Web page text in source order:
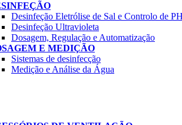
Desinfeção Eletrólise de Sal e Controlo de
Desinfeção Ultravioleta
Dosagem, Regulação e Automatização
E MEDIÇÃO
Sistemas de desinfecção
Medição e Análise da Água